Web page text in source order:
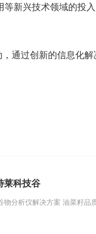
新兴技术领域的投
通过创新的信息化
莱科技谷
物分析仪解决方案 油菜籽品